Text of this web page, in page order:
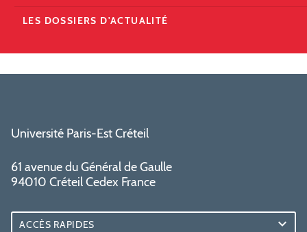
LES DOSSIERS D'ACTUALITÉ
Université Paris-Est Créteil
61 avenue du Général de Gaulle
94010 Créteil Cedex France
ACCÈS RAPIDES